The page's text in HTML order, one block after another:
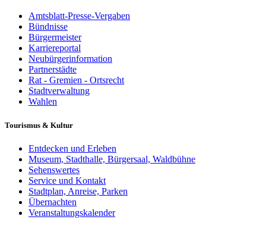
Amtsblatt-Presse-Vergaben
Bündnisse
Bürgermeister
Karriereportal
Neubürgerinformation
Partnerstädte
Rat - Gremien - Ortsrecht
Stadtverwaltung
Wahlen
Tourismus & Kultur
Entdecken und Erleben
Museum, Stadthalle, Bürgersaal, Waldbühne
Sehenswertes
Service und Kontakt
Stadtplan, Anreise, Parken
Übernachten
Veranstaltungskalender